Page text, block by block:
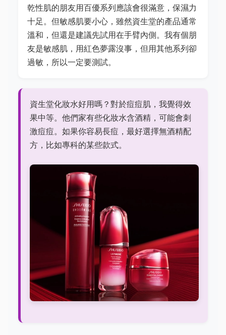
乾性肌的朋友用百優系列應該會很滿意，保濕力
十足。但敏感肌要小心，雖然資生堂的產品通常
溫和，但還是建議先試用在手臂內側。我有個朋
友是敏感肌，用紅色夢露沒事，但用其他系列卻
過敏，所以一定要測試。
資生堂化妝水好用嗎？對於痘痘肌，我覺得效
果中等。他們家有些化妝水含酒精，可能會刺
激痘痘。如果你容易長痘，最好選擇無酒精配
方，比如專科的某些款式。